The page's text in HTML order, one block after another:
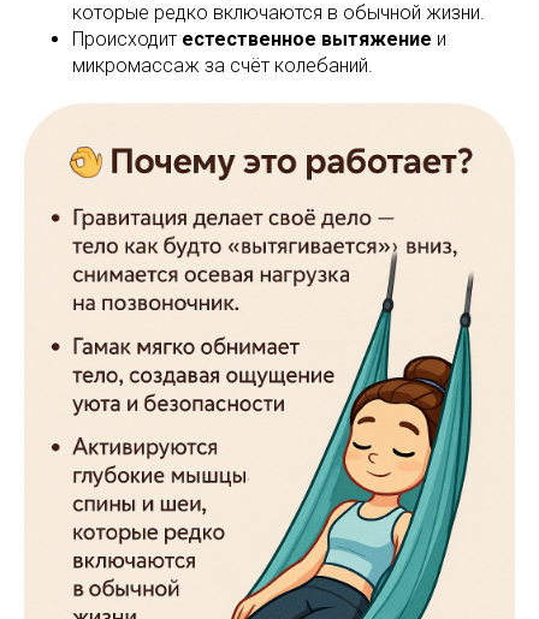
которые редко включаются в обычной жизни.
Происходит естественное вытяжение и
микромассаж за счёт колебаний.